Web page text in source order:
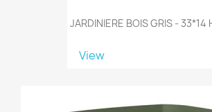
JARDINIERE BOIS GRIS - 33*14
View